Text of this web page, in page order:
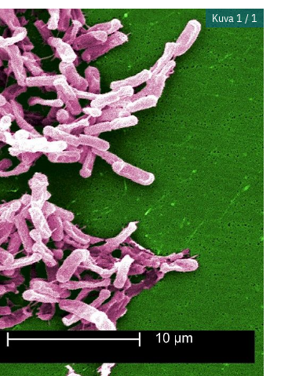
Kuva 1 / 1